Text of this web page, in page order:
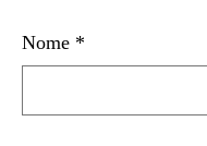
Nome *